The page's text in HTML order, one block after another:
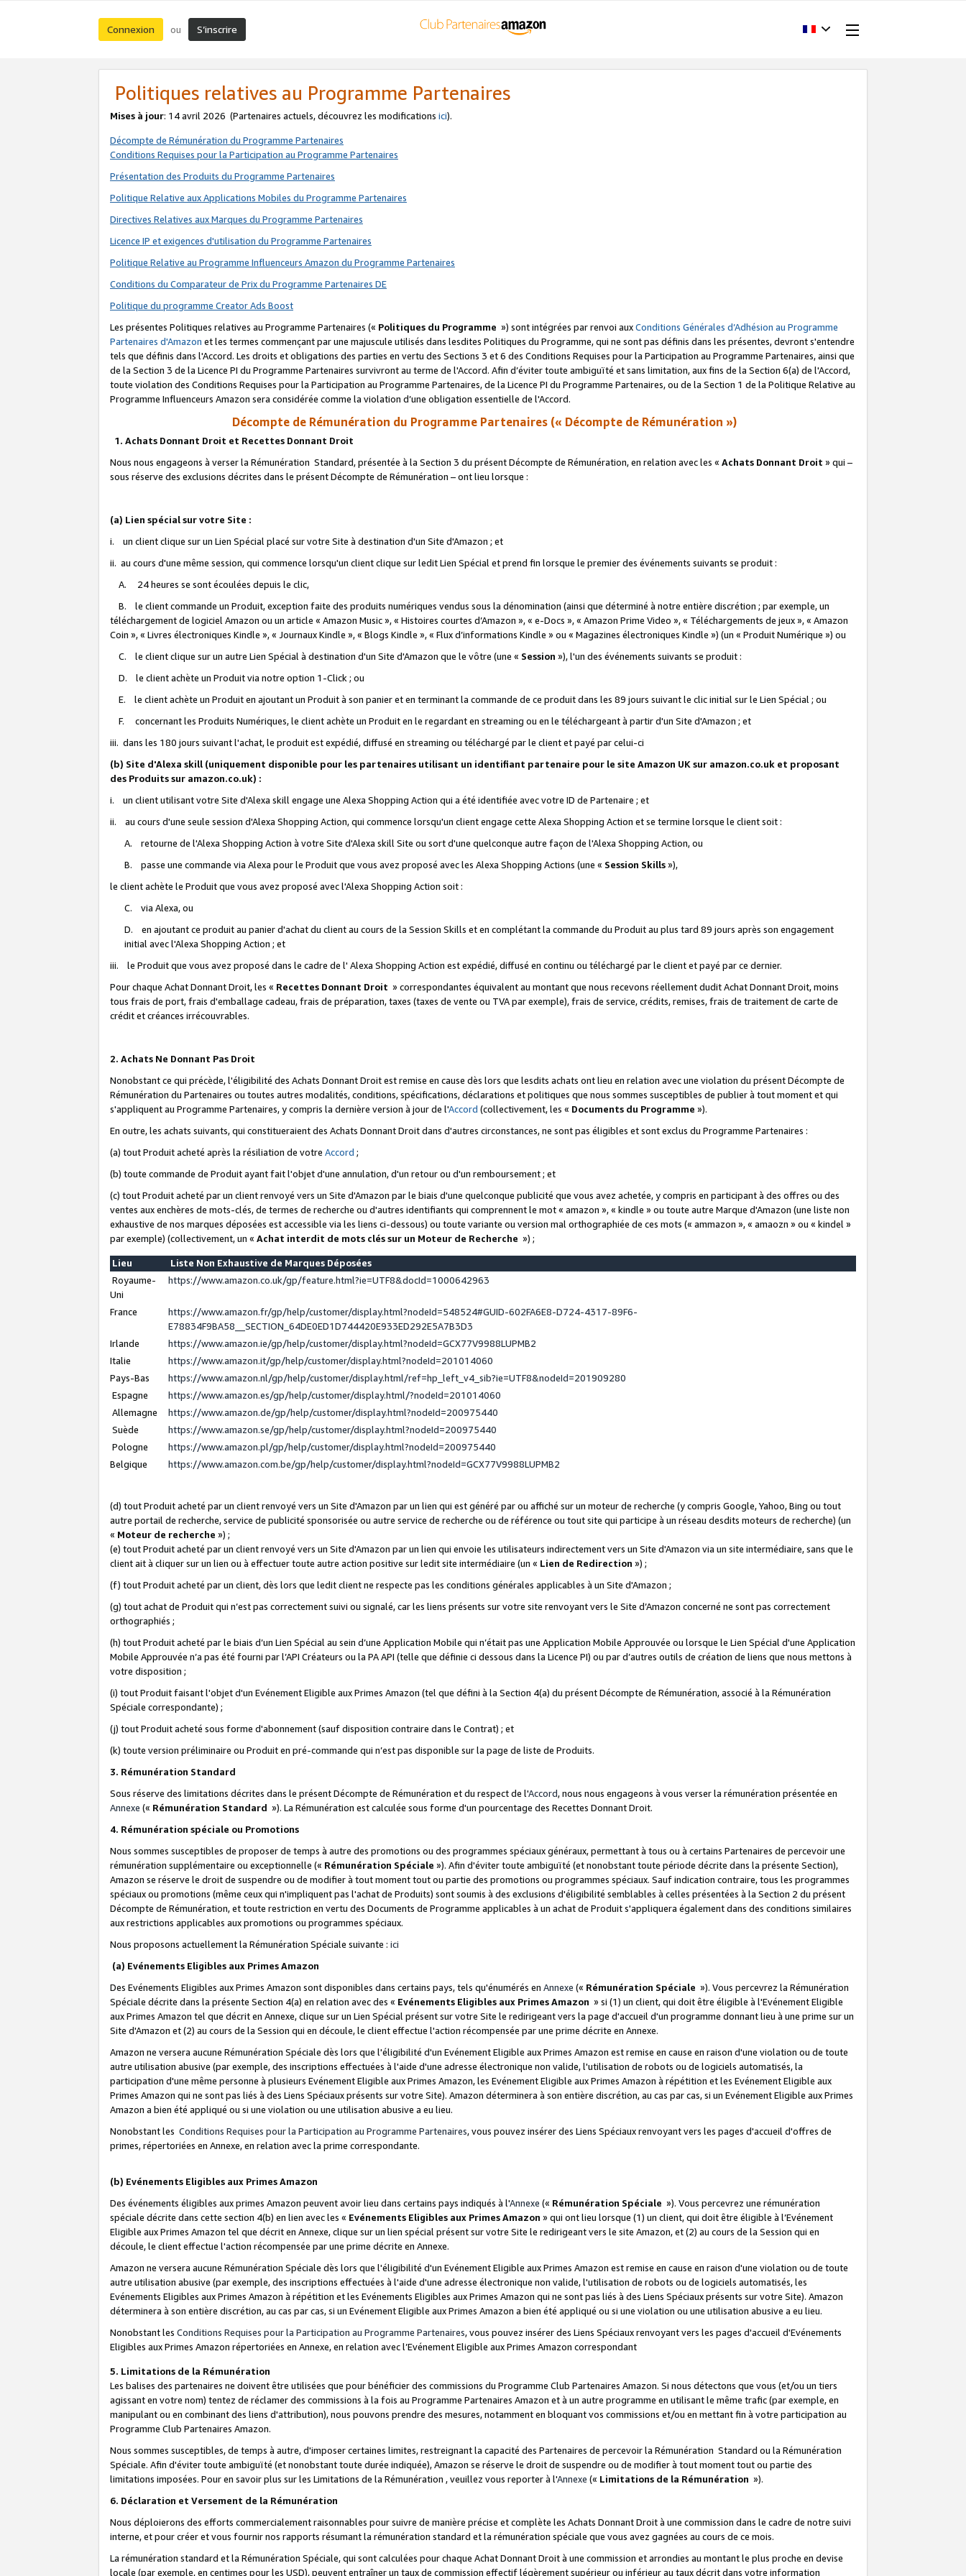
Connexion ou S’inscrire
Politiques relatives au Programme Partenaires
Mises à jour: 14 avril 2026 (Partenaires actuels, découvrez les modifications ici).
Décompte de Rémunération du Programme Partenaires
Conditions Requises pour la Participation au Programme Partenaires
Présentation des Produits du Programme Partenaires
Politique Relative aux Applications Mobiles du Programme Partenaires
Directives Relatives aux Marques du Programme Partenaires
Licence IP et exigences d'utilisation du Programme Partenaires
Politique Relative au Programme Influenceurs Amazon du Programme Partenaires
Conditions du Comparateur de Prix du Programme Partenaires DE
Politique du programme Creator Ads Boost
Les présentes Politiques relatives au Programme Partenaires (« Politiques du Programme ») sont intégrées par renvoi auxConditions Générales d’Adhésion au Programme
Partenaires d'Amazon et les termes commençant par une majuscule utilisés dans lesdites Politiques du Programme, qui ne sont pas définis dans les présentes, devront s'entendre
tels que définis dans l'Accord. Les droits et obligations des parties en vertu des Sections 3 et 6 des Conditions Requises pour la Participation au Programme Partenaires, ainsi que
de la Section 3 de la Licence PI du Programme Partenaires survivront au terme de l'Accord. Afin d’éviter toute ambiguïté et sans limitation, aux fins de la Section 6(a) de l'Accord,
toute violation des Conditions Requises pour la Participation au Programme Partenaires, de la Licence PI du Programme Partenaires, ou de la Section 1 de la Politique Relative au
Programme Influenceurs Amazon sera considérée comme la violation d’une obligation essentielle de l'Accord.
Décompte de Rémunération du Programme Partenaires (« Décompte de Rémunération »)
1. Achats Donnant Droit et Recettes Donnant Droit
Nous nous engageons à verser la Rémunération Standard, présentée à la Section 3 du présent Décompte de Rémunération, en relation avec les « Achats Donnant Droit » qui –
sous réserve des exclusions décrites dans le présent Décompte de Rémunération – ont lieu lorsque :
(a) Lien spécial sur votre Site :
i. un client clique sur un Lien Spécial placé sur votre Site à destination d'un Site d'Amazon ; et
ii. au cours d'une même session, qui commence lorsqu'un client clique sur ledit Lien Spécial et prend fin lorsque le premier des événements suivants se produit :
A. 24 heures se sont écoulées depuis le clic,
B. le client commande un Produit, exception faite des produits numériques vendus sous la dénomination (ainsi que déterminé à notre entière discrétion ; par exemple, un
téléchargement de logiciel Amazon ou un article « Amazon Music », « Histoires courtes d’Amazon », « e-Docs », « Amazon Prime Video », « Téléchargements de jeux », « Amazon
Coin », « Livres électroniques Kindle », « Journaux Kindle », « Blogs Kindle », « Flux d’informations Kindle » ou « Magazines électroniques Kindle ») (un « Produit Numérique ») ou
C. le client clique sur un autre Lien Spécial à destination d'un Site d'Amazon que le vôtre (une « Session »), l'un des événements suivants se produit :
D. le client achète un Produit via notre option 1-Click ; ou
E. le client achète un Produit en ajoutant un Produit à son panier et en terminant la commande de ce produit dans les 89 jours suivant le clic initial sur le Lien Spécial ; ou
F. concernant les Produits Numériques, le client achète un Produit en le regardant en streaming ou en le téléchargeant à partir d'un Site d'Amazon ; et
iii. dans les 180 jours suivant l'achat, le produit est expédié, diffusé en streaming ou téléchargé par le client et payé par celui-ci
(b) Site d'Alexa skill (uniquement disponible pour les partenaires utilisant un identifiant partenaire pour le site Amazon UK sur amazon.co.uk et proposant
des Produits sur amazon.co.uk) :
i. un client utilisant votre Site d'Alexa skill engage une Alexa Shopping Action qui a été identifiée avec votre ID de Partenaire ; et
ii. au cours d'une seule session d'Alexa Shopping Action, qui commence lorsqu'un client engage cette Alexa Shopping Action et se termine lorsque le client soit :
A. retourne de l'Alexa Shopping Action à votre Site d'Alexa skill Site ou sort d'une quelconque autre façon de l'Alexa Shopping Action, ou
B. passe une commande via Alexa pour le Produit que vous avez proposé avec les Alexa Shopping Actions (une « Session Skills»),
le client achète le Produit que vous avez proposé avec l'Alexa Shopping Action soit :
C. via Alexa, ou
D. en ajoutant ce produit au panier d'achat du client au cours de la Session Skills et en complétant la commande du Produit au plus tard 89 jours après son engagement
initial avec l'Alexa Shopping Action ; et
iii. le Produit que vous avez proposé dans le cadre de l' Alexa Shopping Action est expédié, diffusé en continu ou téléchargé par le client et payé par ce dernier.
Pour chaque Achat Donnant Droit, les « Recettes Donnant Droit » correspondantes équivalent au montant que nous recevons réellement dudit Achat Donnant Droit, moins
tous frais de port, frais d'emballage cadeau, frais de préparation, taxes (taxes de vente ou TVA par exemple), frais de service, crédits, remises, frais de traitement de carte de
crédit et créances irrécouvrables.
2. Achats Ne Donnant Pas Droit
Nonobstant ce qui précède, l'éligibilité des Achats Donnant Droit est remise en cause dès lors que lesdits achats ont lieu en relation avec une violation du présent Décompte de
Rémunération du Partenaires ou toutes autres modalités, conditions, spécifications, déclarations et politiques que nous sommes susceptibles de publier à tout moment et qui
s'appliquent au Programme Partenaires, y compris la dernière version à jour de l'Accord (collectivement, les « Documents du Programme »).
En outre, les achats suivants, qui constitueraient des Achats Donnant Droit dans d'autres circonstances, ne sont pas éligibles et sont exclus du Programme Partenaires :
(a) tout Produit acheté après la résiliation de votre Accord ;
(b) toute commande de Produit ayant fait l'objet d'une annulation, d'un retour ou d'un remboursement ; et
(c) tout Produit acheté par un client renvoyé vers un Site d'Amazon par le biais d'une quelconque publicité que vous avez achetée, y compris en participant à des offres ou des
ventes aux enchères de mots-clés, de termes de recherche ou d'autres identifiants qui comprennent le mot « amazon », « kindle » ou toute autre Marque d'Amazon (une liste non
exhaustive de nos marques déposées est accessible via les liens ci-dessous) ou toute variante ou version mal orthographiée de ces mots (« ammazon », « amaozn » ou « kindel »
par exemple) (collectivement, un « Achat interdit de mots clés sur un Moteur de Recherche ») ;
Lieu
Liste Non Exhaustive de Marques Déposées
Royaume-
Uni
https://www.amazon.co.uk/gp/feature.html?ie=UTF8&docId=1000642963
France
https://www.amazon.fr/gp/help/customer/display.html?nodeId=548524#GUID-602FA6E8-D724-4317-89F6-
E78834F9BA58__SECTION_64DE0ED1D744420E933ED292E5A7B3D3
Irlande
https://www.amazon.ie/gp/help/customer/display.html?nodeId=GCX77V9988LUPMB2
Italie
https://www.amazon.it/gp/help/customer/display.html?nodeId=201014060
Pays-Bas
https://www.amazon.nl/gp/help/customer/display.html/ref=hp_left_v4_sib?ie=UTF8&nodeId=201909280
Espagne
https://www.amazon.es/gp/help/customer/display.html/?nodeId=201014060
Allemagne
https://www.amazon.de/gp/help/customer/display.html?nodeId=200975440
Suède
https://www.amazon.se/gp/help/customer/display.html?nodeId=200975440
Pologne
https://www.amazon.pl/gp/help/customer/display.html?nodeId=200975440
Belgique
https://www.amazon.com.be/gp/help/customer/display.html?nodeId=GCX77V9988LUPMB2
(d) tout Produit acheté par un client renvoyé vers un Site d'Amazon par un lien qui est généré par ou affiché sur un moteur de recherche (y compris Google, Yahoo, Bing ou tout
autre portail de recherche, service de publicité sponsorisée ou autre service de recherche ou de référence ou tout site qui participe à un réseau desdits moteurs de recherche) (un
« Moteur de recherche ») ;
(e) tout Produit acheté par un client renvoyé vers un Site d'Amazon par un lien qui envoie les utilisateurs indirectement vers un Site d'Amazon via un site intermédiaire, sans que le
client ait à cliquer sur un lien ou à effectuer toute autre action positive sur ledit site intermédiaire (un « Lien de Redirection ») ;
(f) tout Produit acheté par un client, dès lors que ledit client ne respecte pas les conditions générales applicables à un Site d'Amazon ;
(g) tout achat de Produit qui n’est pas correctement suivi ou signalé, car les liens présents sur votre site renvoyant vers le Site d’Amazon concerné ne sont pas correctement
orthographiés ;
(h) tout Produit acheté par le biais d’un Lien Spécial au sein d’une Application Mobile qui n’était pas une Application Mobile Approuvée ou lorsque le Lien Spécial d'une Application
Mobile Approuvée n’a pas été fourni par l’API Créateurs ou la PA API (telle que définie ci dessous dans la Licence PI) ou par d’autres outils de création de liens que nous mettons à
votre disposition ;
(i) tout Produit faisant l'objet d'un Evénement Eligible aux Primes Amazon (tel que défini à la Section 4(a) du présent Décompte de Rémunération, associé à la Rémunération
Spéciale correspondante) ;
(j) tout Produit acheté sous forme d'abonnement (sauf disposition contraire dans le Contrat) ; et
(k) toute version préliminaire ou Produit en pré-commande qui n’est pas disponible sur la page de liste de Produits.
3. Rémunération Standard
Sous réserve des limitations décrites dans le présent Décompte de Rémunération et du respect de l'Accord, nous nous engageons à vous verser la rémunération présentée en
Annexe (« Rémunération Standard »). La Rémunération est calculée sous forme d'un pourcentage des Recettes Donnant Droit.
4. Rémunération spéciale ou Promotions
Nous sommes susceptibles de proposer de temps à autre des promotions ou des programmes spéciaux généraux, permettant à tous ou à certains Partenaires de percevoir une
rémunération supplémentaire ou exceptionnelle (« Rémunération Spéciale »). Afin d'éviter toute ambiguïté (et nonobstant toute période décrite dans la présente Section),
Amazon se réserve le droit de suspendre ou de modifier à tout moment tout ou partie des promotions ou programmes spéciaux. Sauf indication contraire, tous les programmes
spéciaux ou promotions (même ceux qui n'impliquent pas l'achat de Produits) sont soumis à des exclusions d'éligibilité semblables à celles présentées à la Section 2 du présent
Décompte de Rémunération, et toute restriction en vertu des Documents de Programme applicables à un achat de Produit s'appliquera également dans des conditions similaires
aux restrictions applicables aux promotions ou programmes spéciaux.
Nous proposons actuellement la Rémunération Spéciale suivante : ici
(a) Evénements Eligibles aux Primes Amazon
Des Evénements Eligibles aux Primes Amazon sont disponibles dans certains pays, tels qu'énumérés en Annexe (« Rémunération Spéciale »). Vous percevrez la Rémunération
Spéciale décrite dans la présente Section 4(a) en relation avec des « Evénements Eligibles aux Primes Amazon » si (1) un client, qui doit être éligible à l'Evénement Eligible
aux Primes Amazon tel que décrit en Annexe, clique sur un Lien Spécial présent sur votre Site le redirigeant vers la page d'accueil d'un programme donnant lieu à une prime sur un
Site d'Amazon et (2) au cours de la Session qui en découle, le client effectue l'action récompensée par une prime décrite en Annexe.
Amazon ne versera aucune Rémunération Spéciale dès lors que l'éligibilité d'un Evénement Eligible aux Primes Amazon est remise en cause en raison d'une violation ou de toute
autre utilisation abusive (par exemple, des inscriptions effectuées à l'aide d'une adresse électronique non valide, l'utilisation de robots ou de logiciels automatisés, la
participation d'une même personne à plusieurs Evénement Eligible aux Primes Amazon, les Evénement Eligible aux Primes Amazon à répétition et les Evénement Eligible aux
Primes Amazon qui ne sont pas liés à des Liens Spéciaux présents sur votre Site). Amazon déterminera à son entière discrétion, au cas par cas, si un Evénement Eligible aux Primes
Amazon a bien été appliqué ou si une violation ou une utilisation abusive a eu lieu.
Nonobstant les Conditions Requises pour la Participation au Programme Partenaires, vous pouvez insérer des Liens Spéciaux renvoyant vers les pages d'accueil d'offres de
primes, répertoriées en Annexe, en relation avec la prime correspondante.
(b) Evénements Eligibles aux Primes Amazon
Des événements éligibles aux primes Amazon peuvent avoir lieu dans certains pays indiqués à l'Annexe (« Rémunération Spéciale »). Vous percevrez une rémunération
spéciale décrite dans cette section 4(b) en lien avec les « Evénements Eligibles aux Primes Amazon » qui ont lieu lorsque (1) un client, qui doit être éligible à l’Evénement
Eligible aux Primes Amazon tel que décrit en Annexe, clique sur un lien spécial présent sur votre Site le redirigeant vers le site Amazon, et (2) au cours de la Session qui en
découle, le client effectue l'action récompensée par une prime décrite en Annexe.
Amazon ne versera aucune Rémunération Spéciale dès lors que l'éligibilité d'un Evénement Eligible aux Primes Amazon est remise en cause en raison d'une violation ou de toute
autre utilisation abusive (par exemple, des inscriptions effectuées à l'aide d'une adresse électronique non valide, l'utilisation de robots ou de logiciels automatisés, les
Evénements Eligibles aux Primes Amazon à répétition et les Evénements Eligibles aux Primes Amazon qui ne sont pas liés à des Liens Spéciaux présents sur votre Site). Amazon
déterminera à son entière discrétion, au cas par cas, si un Evénement Eligible aux Primes Amazon a bien été appliqué ou si une violation ou une utilisation abusive a eu lieu.
Nonobstant les Conditions Requises pour la Participation au Programme Partenaires, vous pouvez insérer des Liens Spéciaux renvoyant vers les pages d'accueil d'Evénements
Eligibles aux Primes Amazon répertoriées en Annexe, en relation avec l’Evénement Eligible aux Primes Amazon correspondant
5. Limitations de la Rémunération
Les balises des partenaires ne doivent être utilisées que pour bénéficier des commissions du Programme Club Partenaires Amazon. Si nous détectons que vous (et/ou un tiers
agissant en votre nom) tentez de réclamer des commissions à la fois au Programme Partenaires Amazon et à un autre programme en utilisant le même trafic (par exemple, en
manipulant ou en combinant des liens d'attribution), nous pouvons prendre des mesures, notamment en bloquant vos commissions et/ou en mettant fin à votre participation au
Programme Club Partenaires Amazon.
Nous sommes susceptibles, de temps à autre, d'imposer certaines limites, restreignant la capacité des Partenaires de percevoir la Rémunération Standard ou la Rémunération
Spéciale. Afin d'éviter toute ambiguïté (et nonobstant toute durée indiquée), Amazon se réserve le droit de suspendre ou de modifier à tout moment tout ou partie des
limitations imposées. Pour en savoir plus sur les Limitations de la Rémunération , veuillez vous reporter à l'Annexe (« Limitations de la Rémunération »).
6. Déclaration et Versement de la Rémunération
Nous déploierons des efforts commercialement raisonnables pour suivre de manière précise et complète les Achats Donnant Droit à une commission dans le cadre de notre suivi
interne, et pour créer et vous fournir nos rapports résumant la rémunération standard et la rémunération spéciale que vous avez gagnées au cours de ce mois.
La rémunération standard et la Rémunération Spéciale, qui sont calculées pour chaque Achat Donnant Droit à une commission et arrondies au montant le plus proche en devise
locale (par exemple, en centimes pour les USD), peuvent entraîner un taux de commission effectif légèrement supérieur ou inférieur au taux décrit dans votre information